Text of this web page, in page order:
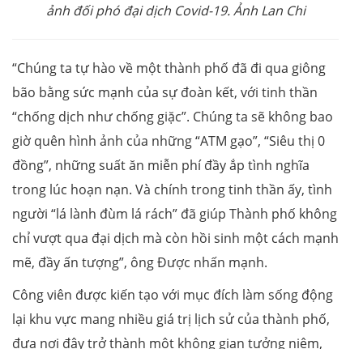
ảnh đối phó đại dịch Covid-19. Ảnh Lan Chi
“Chúng ta tự hào về một thành phố đã đi qua giông
bão bằng sức mạnh của sự đoàn kết, với tinh thần
“chống dịch như chống giặc”. Chúng ta sẽ không bao
giờ quên hình ảnh của những “ATM gạo”, “Siêu thị 0
đồng”, những suất ăn miễn phí đầy ắp tình nghĩa
trong lúc hoạn nạn. Và chính trong tinh thần ấy, tình
người “lá lành đùm lá rách” đã giúp Thành phố không
chỉ vượt qua đại dịch mà còn hồi sinh một cách mạnh
mẽ, đầy ấn tượng”, ông Được nhấn mạnh.
Công viên được kiến tạo với mục đích làm sống động
lại khu vực mang nhiều giá trị lịch sử của thành phố,
đưa nơi đây trở thành một không gian tưởng niệm,